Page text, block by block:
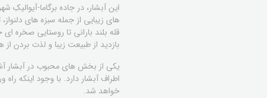
این آبشار، در جاده برگاما-
های زیبایی از جمله سبزه های
قله بلند بارانی تا روستایی
بازدید از طبیعت زیبا و لذت بردن
یکی از بخش های محبوب در آبشار
اطراف آبشار دارد. با وجود اینکه
خواهد شد.